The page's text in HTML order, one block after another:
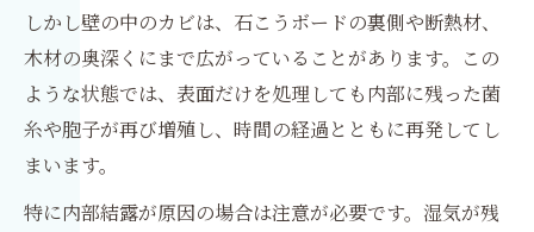
しかし壁の中のカビは、石こうボードの裏側や断熱材、
木材の奥深くにまで広がっていることがあります。この
ような状態では、表面だけを処理しても内部に残った菌
糸や胞子が再び増殖し、時間の経過とともに再発してし
まいます。
特に内部結露が原因の場合は注意が必要です。湿気が残